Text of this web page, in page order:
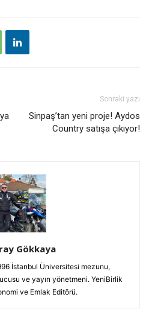
Sonraki yazı
Sinpaş’tan yeni proje! Aydos
Country satışa çıkıyor!
Gökkaya
İstanbul Üniversitesi mezunu,
ve yayın yönetmeni. YeniBirlik
ve Emlak Editörü.